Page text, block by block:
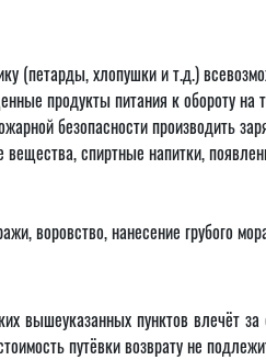
(петарды, хлопушки и т.д.)
продукты питания к обороту
безопасности производить
вещества, спиртные напитки,
воровство, нанесение грубого
вышеуказанных пунктов влечёт
путёвки возврату не